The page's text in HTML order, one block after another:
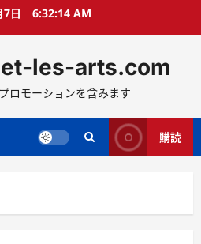
7日 6:32:16 AM
les-arts.com
ロモーションを含みます
購読